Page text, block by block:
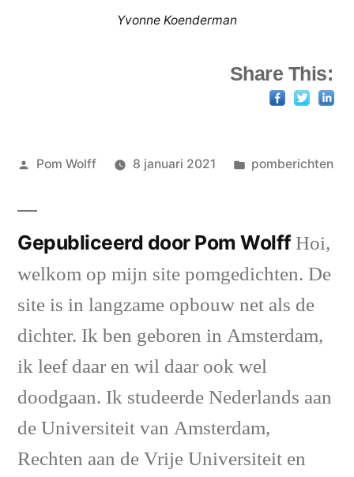
Yvonne Koenderman
Share This:
Geplaatst
Pom Wolff 8 januari 2021
Geplaatst
pomberichten
Gepubliceerd door Pom WolffHoi,
welkom op mijn site pomgedichten. De
site is in langzame opbouw net als de
dichter. Ik ben geboren in Amsterdam,
ik leef daar en wil daar ook wel
doodgaan. Ik studeerde Nederlands aan
de Universiteit van Amsterdam,
Rechten aan de Vrije Universiteit en